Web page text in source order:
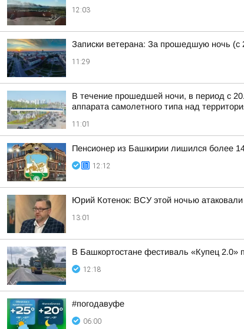
12:03
Записки ветерана: За прошедшую ночь (с
11:29
В течение прошедшей ночи, в период с
аппарата самолетного типа над
11:01
Пенсионер из Башкирии лишился более
12:12
Юрий Котенок: ВСУ этой ночью атаковали
13:01
В Башкортостане фестиваль «Купец 2.0»
12:18
#погодавуфе
06:00